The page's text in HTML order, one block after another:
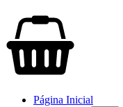
Página Inicial